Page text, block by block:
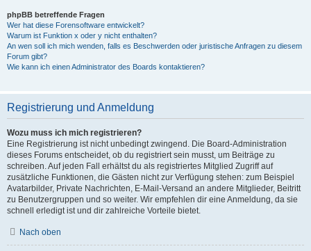
phpBB betreffende Fragen
Wer hat diese Forensoftware entwickelt?
Warum ist Funktion x oder y nicht enthalten?
An wen soll ich mich wenden, falls es Beschwerden oder juristische Anfragen zu diesem
Forum gibt?
Wie kann ich einen Administrator des Boards kontaktieren?
Registrierung und Anmeldung
Wozu muss ich mich registrieren?
Eine Registrierung ist nicht unbedingt zwingend. Die Board-Administration
dieses Forums entscheidet, ob du registriert sein musst, um Beiträge zu
schreiben. Auf jeden Fall erhältst du als registriertes Mitglied Zugriff auf
zusätzliche Funktionen, die Gästen nicht zur Verfügung stehen: zum Beispiel
Avatarbilder, Private Nachrichten, E-Mail-Versand an andere Mitglieder, Beitritt
zu Benutzergruppen und so weiter. Wir empfehlen dir eine Anmeldung, da sie
schnell erledigt ist und dir zahlreiche Vorteile bietet.
Nach oben